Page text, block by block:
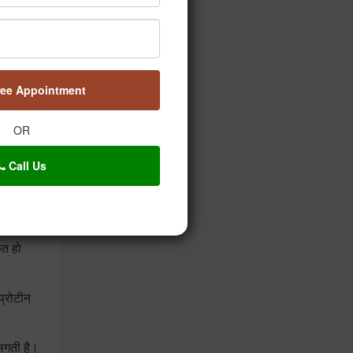
Appointment
OR
Call Us
है।
जा
हो
है।